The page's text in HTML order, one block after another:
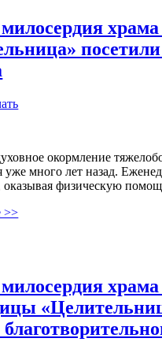
окормление
уже много лет назад.
оказывая физическую
>>